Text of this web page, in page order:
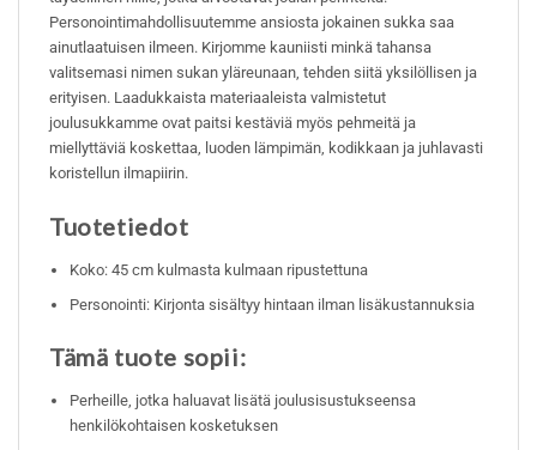
Personointimahdollisuutemme ansiosta jokainen sukka saa
ainutlaatuisen ilmeen. Kirjomme kauniisti minkä tahansa
valitsemasi nimen sukan yläreunaan, tehden siitä yksilöllisen ja
erityisen. Laadukkaista materiaaleista valmistetut
joulusukkamme ovat paitsi kestäviä myös pehmeitä ja
miellyttäviä koskettaa, luoden lämpimän, kodikkaan ja juhlavasti
koristellun ilmapiirin.
Tuotetiedot
Koko: 45 cm kulmasta kulmaan ripustettuna
Personointi: Kirjonta sisältyy hintaan ilman lisäkustannuksia
Tämä tuote sopii:
Perheille, jotka haluavat lisätä joulusisustukseensa
henkilökohtaisen kosketuksen